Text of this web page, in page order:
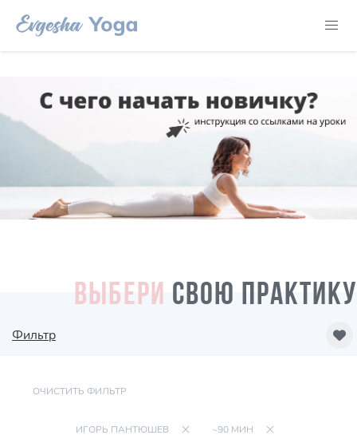
ВЫБЕРИ СВОЮ ПРАКТИКУ
Фильтр
ОЧИСТИТЬ ФИЛЬТР
ИГОРЬ ПАНТЮШЕВ ~90 МИН